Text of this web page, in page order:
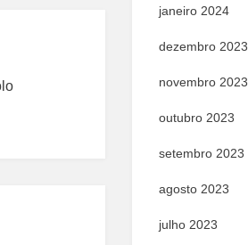
janeiro 2024
dezembro 2023
novembro 2023
outubro 2023
setembro 2023
agosto 2023
julho 2023